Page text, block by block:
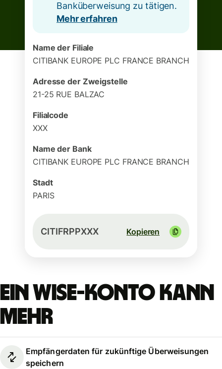
Banküberweisung zu tätigen.
Mehr erfahren
Name der Filiale
CITIBANK EUROPE PLC FRANCE BRANCH
Adresse der Zweigstelle
21-25 RUE BALZAC
Filialcode
XXX
Name der Bank
CITIBANK EUROPE PLC FRANCE BRANCH
Stadt
PARIS
CITIFRPPXXX Kopieren
Ein Wise-Konto kann
mehr
Empfängerdaten für zukünftige Überweisungen
speichern